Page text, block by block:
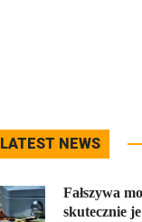
LATEST NEWS
Fałszywa
skutecznie